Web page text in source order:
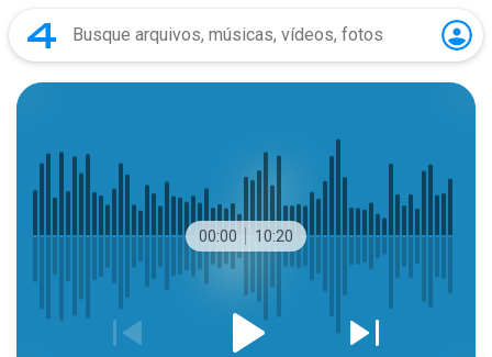
00:00 10:20